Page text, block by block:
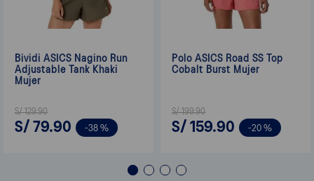
Bividi ASICS Nagino Run
Adjustable Tank Khaki
Mujer
S/ 129.90
S/ 79.90 -38 %
Polo ASICS Road SS Top
Cobalt Burst Mujer
S/ 199.90
S/ 159.90 -20 %